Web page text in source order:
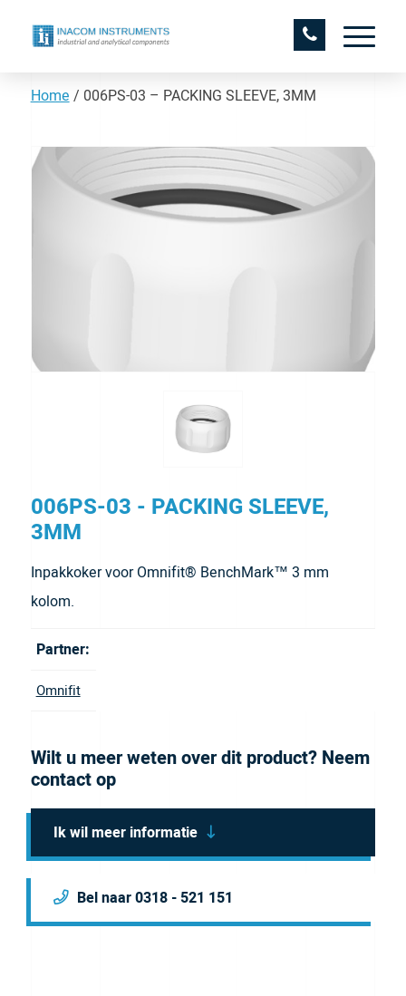
Home / 006PS-03 – PACKING SLEEVE, 3MM
006PS-03 - PACKING SLEEVE,
3MM
Inpakkoker voor Omnifit® BenchMark™ 3 mm
kolom.
Partner:
Omnifit
Wilt u meer weten over dit product? Neem
contact op
Ik wil meer informatie
Bel naar 0318 - 521 151